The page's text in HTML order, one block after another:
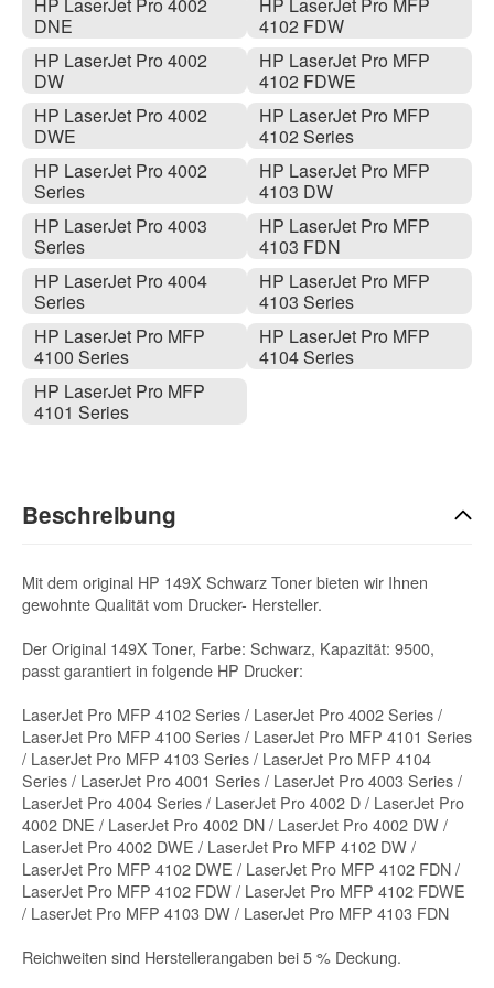
DNE
HP LaserJet Pro 4002
DW
HP LaserJet Pro 4002
DWE
HP LaserJet Pro 4002
Series
HP LaserJet Pro 4003
Series
HP LaserJet Pro 4004
Series
HP LaserJet Pro MFP
4100 Series
HP LaserJet Pro MFP
4101 Series
4102 FDW
HP LaserJet Pro MFP
4102 FDWE
HP LaserJet Pro MFP
4102 Series
HP LaserJet Pro MFP
4103 DW
HP LaserJet Pro MFP
4103 FDN
HP LaserJet Pro MFP
4103 Series
HP LaserJet Pro MFP
4104 Series
Beschreibung
Mit dem original HP 149X Schwarz Toner bieten wir Ihnen
gewohnte Qualität vom Drucker- Hersteller.
Der Original 149X Toner, Farbe: Schwarz, Kapazität: 9500,
passt garantiert in folgende HP Drucker:
LaserJet Pro MFP 4102 Series / LaserJet Pro 4002 Series /
LaserJet Pro MFP 4100 Series / LaserJet Pro MFP 4101 Series
/ LaserJet Pro MFP 4103 Series / LaserJet Pro MFP 4104
Series / LaserJet Pro 4001 Series / LaserJet Pro 4003 Series /
LaserJet Pro 4004 Series / LaserJet Pro 4002 D / LaserJet Pro
4002 DNE / LaserJet Pro 4002 DN / LaserJet Pro 4002 DW /
LaserJet Pro 4002 DWE / LaserJet Pro MFP 4102 DW /
LaserJet Pro MFP 4102 DWE / LaserJet Pro MFP 4102 FDN /
LaserJet Pro MFP 4102 FDW / LaserJet Pro MFP 4102 FDWE
/ LaserJet Pro MFP 4103 DW / LaserJet Pro MFP 4103 FDN
Reichweiten sind Herstellerangaben bei 5 % Deckung.